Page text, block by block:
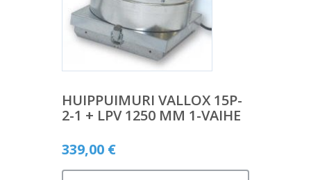
HUIPPUIMURI VALLOX 15P-
2-1 + LPV 1250 MM 1-VAIHE
339,00 €